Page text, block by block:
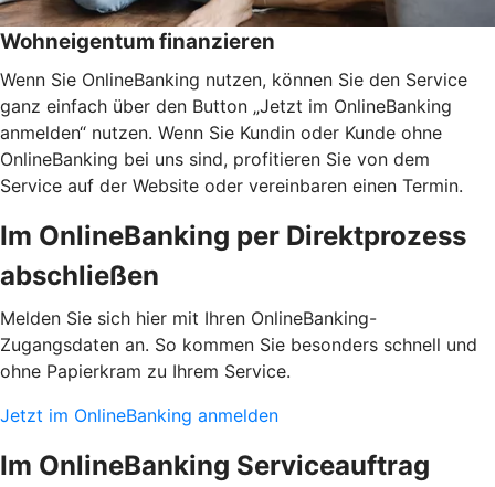
Wohneigentum finanzieren
Wenn Sie OnlineBanking nutzen, können Sie den Service
ganz einfach über den Button „Jetzt im OnlineBanking
anmelden“ nutzen. Wenn Sie Kundin oder Kunde ohne
OnlineBanking bei uns sind, profitieren Sie von dem
Service auf der Website oder vereinbaren einen Termin.
Im OnlineBanking per Direktprozess
abschließen
Melden Sie sich hier mit Ihren OnlineBanking-
Zugangsdaten an. So kommen Sie besonders schnell und
ohne Papierkram zu Ihrem Service.
Jetzt im OnlineBanking anmelden
Im OnlineBanking Serviceauftrag